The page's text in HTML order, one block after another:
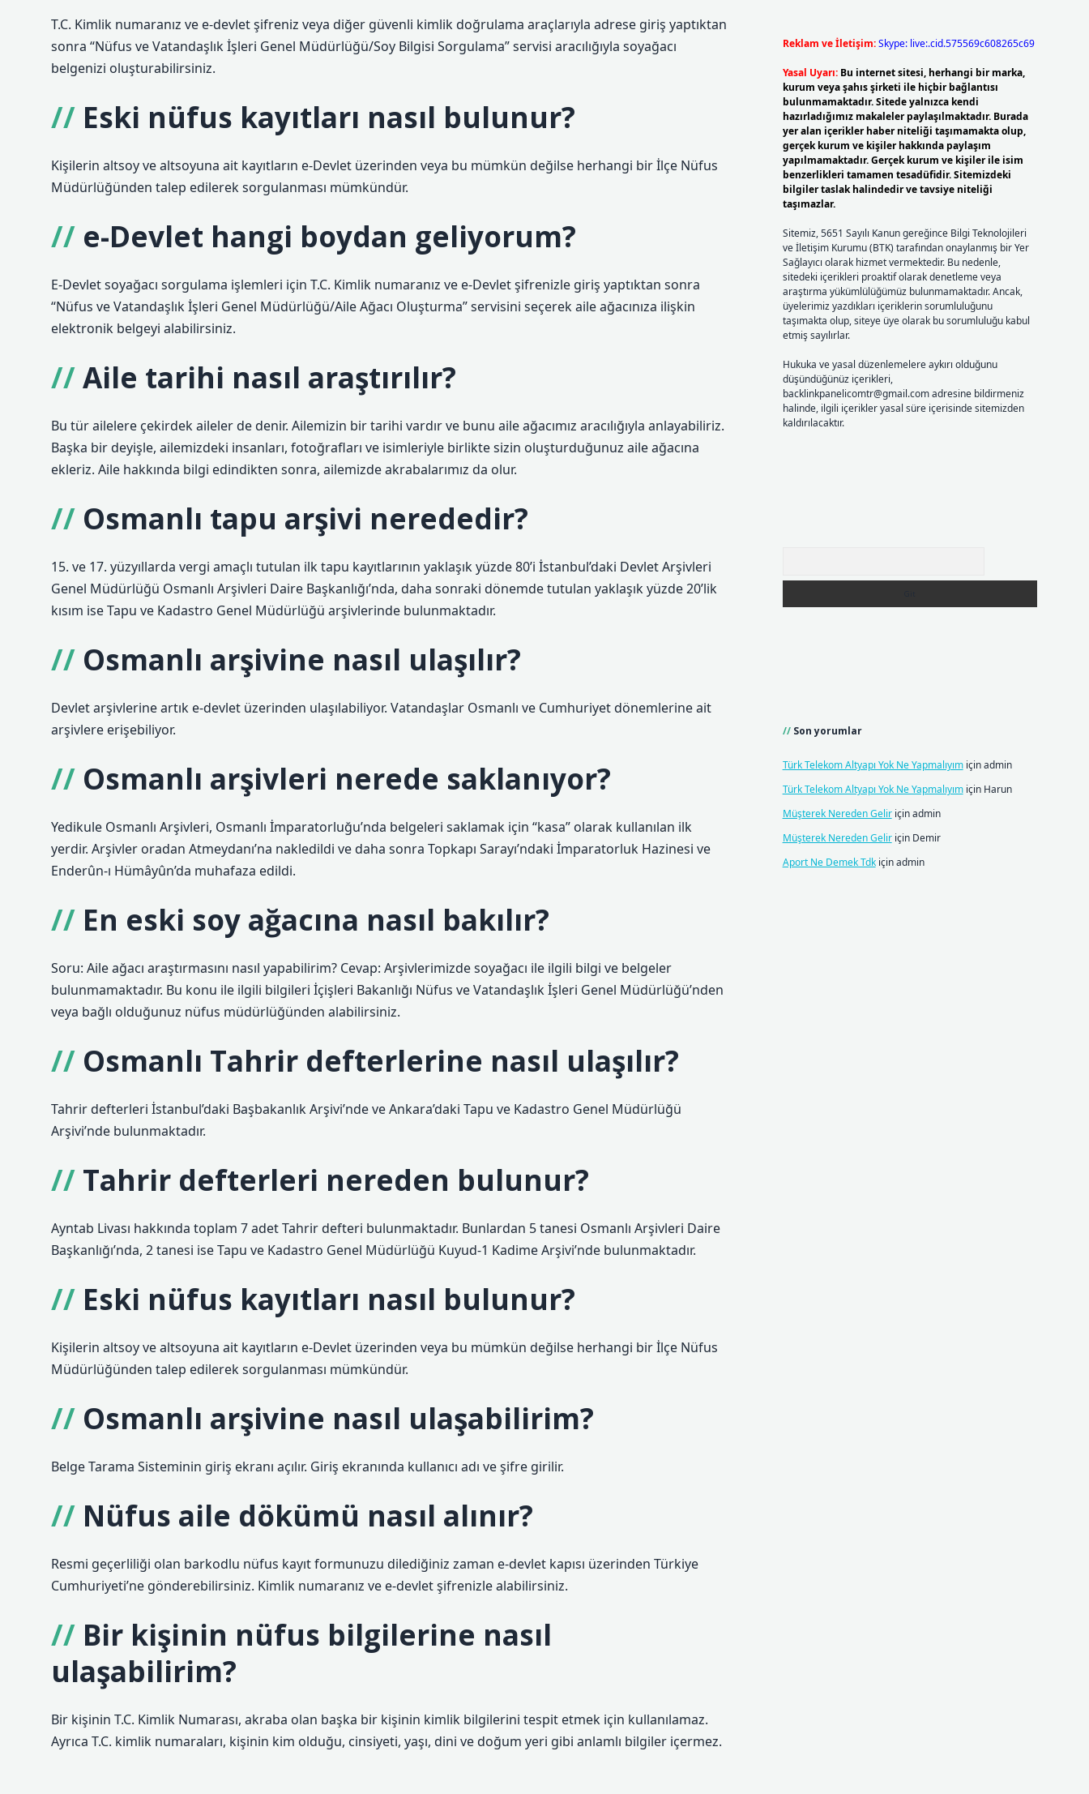
T.C. Kimlik numaranız ve e-devlet şifreniz veya diğer güvenli kimlik doğrulama araçlarıyla adrese giriş yaptıktan
sonra “Nüfus ve Vatandaşlık İşleri Genel Müdürlüğü/Soy Bilgisi Sorgulama” servisi aracılığıyla soyağacı
belgenizi oluşturabilirsiniz.
Eski nüfus kayıtları nasıl bulunur?
Kişilerin altsoy ve altsoyuna ait kayıtların e-Devlet üzerinden veya bu mümkün değilse herhangi bir İlçe Nüfus
Müdürlüğünden talep edilerek sorgulanması mümkündür.
e-Devlet hangi boydan geliyorum?
E-Devlet soyağacı sorgulama işlemleri için T.C. Kimlik numaranız ve e-Devlet şifrenizle giriş yaptıktan sonra
“Nüfus ve Vatandaşlık İşleri Genel Müdürlüğü/Aile Ağacı Oluşturma” servisini seçerek aile ağacınıza ilişkin
elektronik belgeyi alabilirsiniz.
Aile tarihi nasıl araştırılır?
Bu tür ailelere çekirdek aileler de denir. Ailemizin bir tarihi vardır ve bunu aile ağacımız aracılığıyla anlayabiliriz.
Başka bir deyişle, ailemizdeki insanları, fotoğrafları ve isimleriyle birlikte sizin oluşturduğunuz aile ağacına
ekleriz. Aile hakkında bilgi edindikten sonra, ailemizde akrabalarımız da olur.
Osmanlı tapu arşivi nerededir?
15. ve 17. yüzyıllarda vergi amaçlı tutulan ilk tapu kayıtlarının yaklaşık yüzde 80’i İstanbul’daki Devlet Arşivleri
Genel Müdürlüğü Osmanlı Arşivleri Daire Başkanlığı’nda, daha sonraki dönemde tutulan yaklaşık yüzde 20’lik
kısım ise Tapu ve Kadastro Genel Müdürlüğü arşivlerinde bulunmaktadır.
Osmanlı arşivine nasıl ulaşılır?
Devlet arşivlerine artık e-devlet üzerinden ulaşılabiliyor. Vatandaşlar Osmanlı ve Cumhuriyet dönemlerine ait
arşivlere erişebiliyor.
Osmanlı arşivleri nerede saklanıyor?
Yedikule Osmanlı Arşivleri, Osmanlı İmparatorluğu’nda belgeleri saklamak için “kasa” olarak kullanılan ilk
yerdir. Arşivler oradan Atmeydanı’na nakledildi ve daha sonra Topkapı Sarayı’ndaki İmparatorluk Hazinesi ve
Enderûn-ı Hümâyûn’da muhafaza edildi.
En eski soy ağacına nasıl bakılır?
Soru: Aile ağacı araştırmasını nasıl yapabilirim? Cevap: Arşivlerimizde soyağacı ile ilgili bilgi ve belgeler
bulunmamaktadır. Bu konu ile ilgili bilgileri İçişleri Bakanlığı Nüfus ve Vatandaşlık İşleri Genel Müdürlüğü’nden
veya bağlı olduğunuz nüfus müdürlüğünden alabilirsiniz.
Osmanlı Tahrir defterlerine nasıl ulaşılır?
Tahrir defterleri İstanbul’daki Başbakanlık Arşivi’nde ve Ankara’daki Tapu ve Kadastro Genel Müdürlüğü
Arşivi’nde bulunmaktadır.
Tahrir defterleri nereden bulunur?
Ayntab Livası hakkında toplam 7 adet Tahrir defteri bulunmaktadır. Bunlardan 5 tanesi Osmanlı Arşivleri Daire
Başkanlığı’nda, 2 tanesi ise Tapu ve Kadastro Genel Müdürlüğü Kuyud-1 Kadime Arşivi’nde bulunmaktadır.
Eski nüfus kayıtları nasıl bulunur?
Kişilerin altsoy ve altsoyuna ait kayıtların e-Devlet üzerinden veya bu mümkün değilse herhangi bir İlçe Nüfus
Müdürlüğünden talep edilerek sorgulanması mümkündür.
Osmanlı arşivine nasıl ulaşabilirim?
Belge Tarama Sisteminin giriş ekranı açılır. Giriş ekranında kullanıcı adı ve şifre girilir.
Nüfus aile dökümü nasıl alınır?
Resmi geçerliliği olan barkodlu nüfus kayıt formunuzu dilediğiniz zaman e-devlet kapısı üzerinden Türkiye
Cumhuriyeti’ne gönderebilirsiniz. Kimlik numaranız ve e-devlet şifrenizle alabilirsiniz.
Bir kişinin nüfus bilgilerine nasıl
ulaşabilirim?
Bir kişinin T.C. Kimlik Numarası, akraba olan başka bir kişinin kimlik bilgilerini tespit etmek için kullanılamaz.
Ayrıca T.C. kimlik numaraları, kişinin kim olduğu, cinsiyeti, yaşı, dini ve doğum yeri gibi anlamlı bilgiler içermez.
Reklam ve İletişim:Skype: live:.cid.575569c608265c69
Yasal Uyarı: Bu internet sitesi, herhangi bir marka,
kurum veya şahıs şirketi ile hiçbir bağlantısı
bulunmamaktadır. Sitede yalnızca kendi
hazırladığımız makaleler paylaşılmaktadır. Burada
yer alan içerikler haber niteliği taşımamakta olup,
gerçek kurum ve kişiler hakkında paylaşım
yapılmamaktadır. Gerçek kurum ve kişiler ile isim
benzerlikleri tamamen tesadüfidir. Sitemizdeki
bilgiler taslak halindedir ve tavsiye niteliği
taşımazlar.
Sitemiz, 5651 Sayılı Kanun gereğince Bilgi Teknolojileri
ve İletişim Kurumu (BTK) tarafından onaylanmış bir Yer
Sağlayıcı olarak hizmet vermektedir. Bu nedenle,
sitedeki içerikleri proaktif olarak denetleme veya
araştırma yükümlülüğümüz bulunmamaktadır. Ancak,
üyelerimiz yazdıkları içeriklerin sorumluluğunu
taşımakta olup, siteye üye olarak bu sorumluluğu kabul
etmiş sayılırlar.
Hukuka ve yasal düzenlemelere aykırı olduğunu
düşündüğünüz içerikleri,
backlinkpanelicomtr@gmail.comadresine bildirmeniz
halinde, ilgili içerikler yasal süre içerisinde sitemizden
kaldırılacaktır.
Son yorumlar
Türk Telekom Altyapı Yok Ne Yapmalıyımiçinadmin
Türk Telekom Altyapı Yok Ne Yapmalıyımiçin Harun
Müşterek Nereden Geliriçinadmin
Müşterek Nereden Geliriçin Demir
Aport Ne Demek Tdkiçinadmin